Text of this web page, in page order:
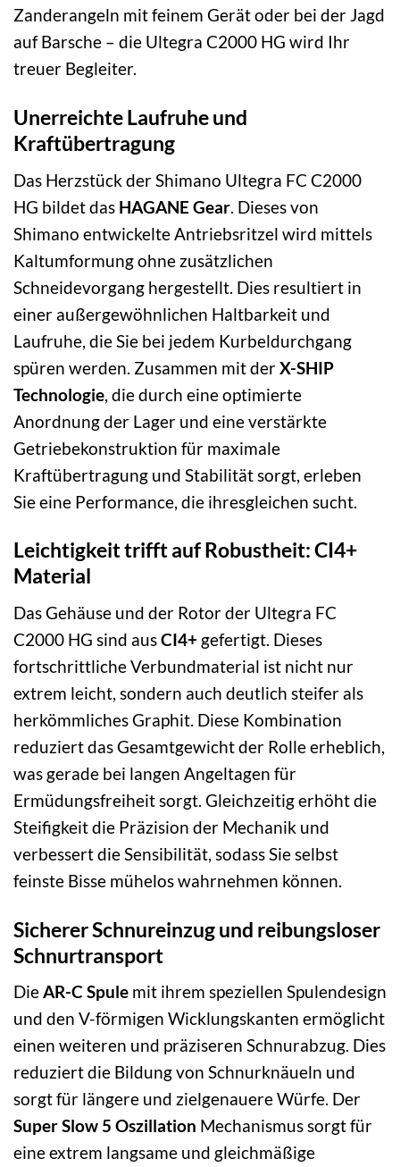
Zanderangeln mit feinem Gerät oder bei der Jagd
auf Barsche – die Ultegra C2000 HG wird Ihr
treuer Begleiter.
Unerreichte Laufruhe und
Kraftübertragung
Das Herzstück der Shimano Ultegra FC C2000
HG bildet das HAGANE Gear . Dieses von
Shimano entwickelte Antriebsritzel wird mittels
Kaltumformung ohne zusätzlichen
Schneidevorgang hergestellt. Dies resultiert in
einer außergewöhnlichen Haltbarkeit und
Laufruhe, die Sie bei jedem Kurbeldurchgang
spüren werden. Zusammen mit derX-SHIP
Technologie , die durch eine optimierte
Anordnung der Lager und eine verstärkte
Getriebekonstruktion für maximale
Kraftübertragung und Stabilität sorgt, erleben
Sie eine Performance, die ihresgleichen sucht.
Leichtigkeit trifft auf Robustheit: CI4+
Material
Das Gehäuse und der Rotor der Ultegra FC
C2000 HG sind ausCI4+ gefertigt. Dieses
fortschrittliche Verbundmaterial ist nicht nur
extrem leicht, sondern auch deutlich steifer als
herkömmliches Graphit. Diese Kombination
reduziert das Gesamtgewicht der Rolle erheblich,
was gerade bei langen Angeltagen für
Ermüdungsfreiheit sorgt. Gleichzeitig erhöht die
Steifigkeit die Präzision der Mechanik und
verbessert die Sensibilität, sodass Sie selbst
feinste Bisse mühelos wahrnehmen können.
Sicherer Schnureinzug und reibungsloser
Schnurtransport
DieAR-C Spule mit ihrem speziellen Spulendesign
und den V-förmigen Wicklungskanten ermöglicht
einen weiteren und präziseren Schnurabzug. Dies
reduziert die Bildung von Schnurknäueln und
sorgt für längere und zielgenauere Würfe. Der
Super Slow 5 Oszillation Mechanismus sorgt für
eine extrem langsame und gleichmäßige